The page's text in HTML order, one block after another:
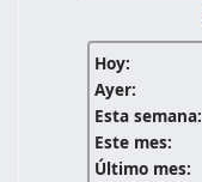
Hoy:
Ayer:
Esta semana:
Este mes:
Último mes: